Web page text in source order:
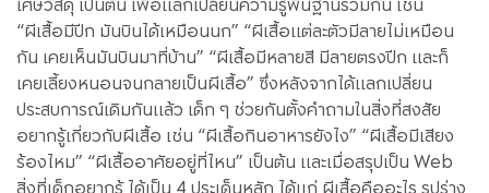
เศษวัสดุ เป็นต้น เพื่อแลกเปลี่ยนความรู้พื้นฐานร่วมกัน เช่น
“ผีเสื้อมีปีก มันบินได้เหมือนนก” “ผีเสื้อแต่ละตัวมีลายไม่เหมือน
กัน เคยเห็นมันบินมาที่บ้าน” “ผีเสื้อมีหลายสี มีลายตรงปีก และก็
เคยเลี้ยงหนอนจนกลายเป็นผีเสื้อ” ซึ่งหลังจากได้แลกเปลี่ยน
ประสบการณ์เดิมกันแล้ว เด็ก ๆ ช่วยกันตั้งคำถามในสิ่งที่สงสัย
อยากรู้เกี่ยวกับผีเสื้อ เช่น “ผีเสื้อกินอาหารยังไง” “ผีเสื้อมีเสียง
ร้องไหม” “ผีเสื้ออาศัยอยู่ที่ไหน” เป็นต้น และเมื่อสรุปเป็น Web